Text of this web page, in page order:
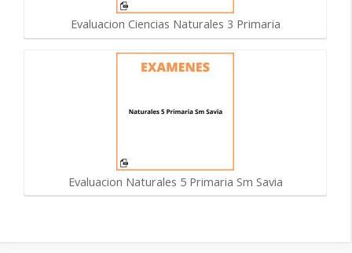
Evaluacion Ciencias Naturales 3 Primaria
Evaluacion Naturales 5 Primaria Sm Savia